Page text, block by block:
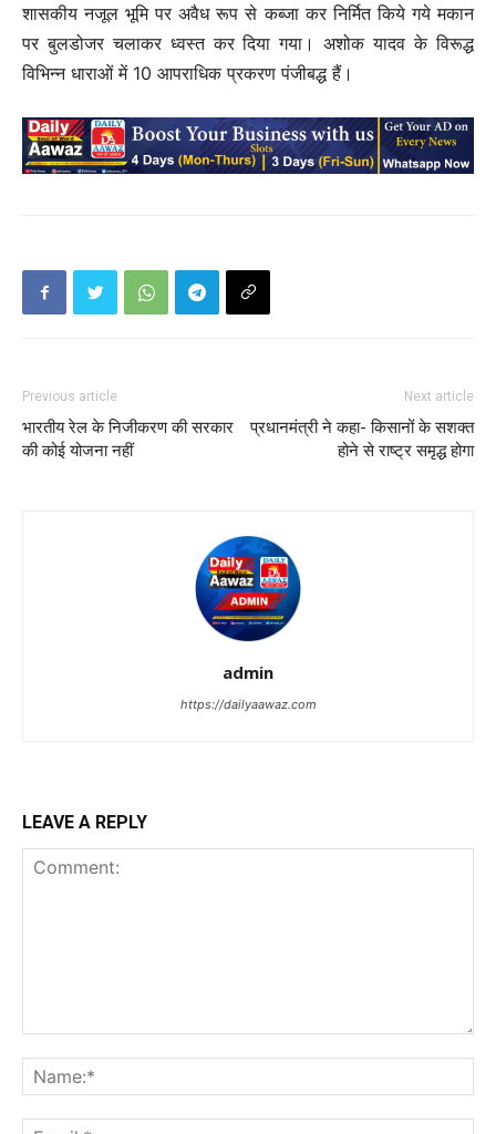
शासकीय नजूल भूमि पर अवैध रूप से कब्जा कर निर्मित किये गये मकान
पर बुलडोजर चलाकर ध्वस्त कर दिया गया। अशोक यादव के विरूद्ध
विभिन्न धाराओं में 10 आपराधिक प्रकरण पंजीबद्ध हैं।
Previous article
भारतीय रेल के निजीकरण की सरकार
की कोई योजना नहीं
Next article
प्रधानमंत्री ने कहा- किसानों के सशक्त
होने से राष्ट्र समृद्ध होगा
admin
https://dailyaawaz.com
LEAVE A REPLY